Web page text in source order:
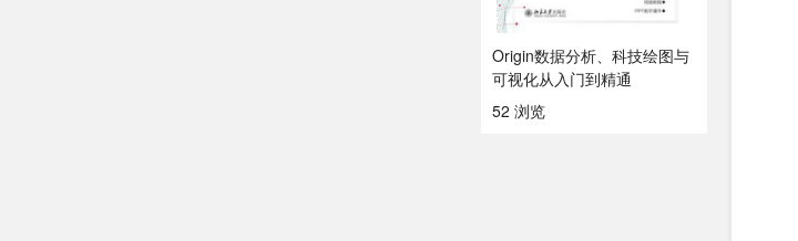
Origin数据分析、科技绘图与
可视化从入门到精通
52 浏览